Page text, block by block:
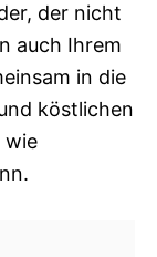
der nicht
auch Ihrem
in die
köstlichen
wie